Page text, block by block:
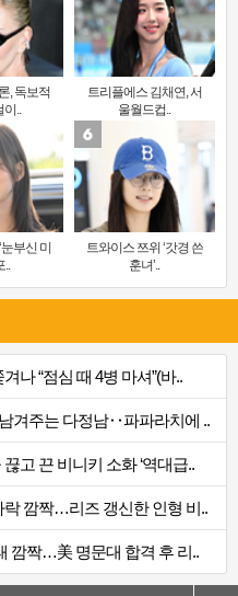
, 독보적
이..
트리플에스 김채연, 서
울월드컵..
부신 미
..
트와이스 쯔위 ‘갓경 쓴
훈녀’..
나 “점심 때 4병 마셔”(바..
겨주는 다정남‥파파라치에 ..
고 끈 비니키 소화 ‘역대급..
락 깜짝…리즈 갱신한 인형 비..
깜짝…美 명문대 합격 후 리..